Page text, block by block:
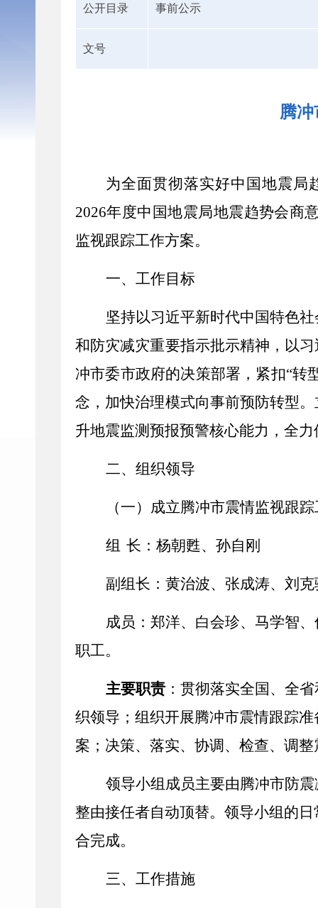
公开目录 事前公示
文号
腾
为全面贯彻落实好中国地震局
2026年度中国地震局地震趋势会商
监视跟踪工作方案。
一、工作目标
坚持以习近平新时代中国特色
和防灾减灾重要指示批示精神，以
冲市委市政府的决策部署，紧扣“转
念，加快治理模式向事前预防转型
升地震监测预报预警核心能力，全
二、组织领导
（一）成立腾冲市震情监视跟
组 长：杨朝甦、孙自刚
副组长：黄治波、张成涛、刘克
成员： 郑洋、白会珍、马学智
职工。
主要职责 ：贯彻落实全国、全
织领导；组织开展腾冲市震情跟踪
案；决策、落实、协调、检查、调
领导小组成员主要由腾冲市防
整由接任者自动顶替。领导小组的
合完成。
三、工作措施